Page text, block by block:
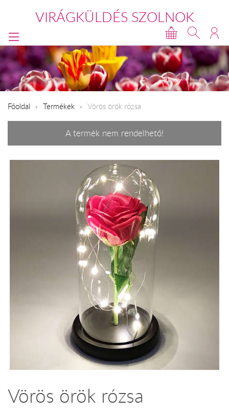
VIRÁGKÜLDÉS SZOLNOK
Főoldal Termékek Vörös örök rózsa
A termék nem rendelhető!
Vörös örök rózsa